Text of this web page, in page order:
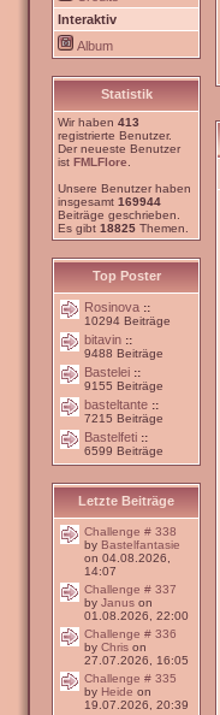
Interaktiv
Album
Statistik
Wir haben 413
registrierte Benutzer.
Der neueste Benutzer
ist FMLFlore
Unsere Benutzer haben
insgesamt 169944
Beiträge geschrieben.
Es gibt 18825 Themen.
Top Poster
Rosinova ::
10294 Beiträge
bitavin ::
9488 Beiträge
Bastelei ::
9155 Beiträge
basteltante ::
7215 Beiträge
Bastelfeti ::
6599 Beiträge
Letzte Beiträge
Challenge # 338
by Bastelfantasie
on 04.08.2026,
14:07
Challenge # 337
by Janus on
01.08.2026, 22:00
Challenge # 336
by Chris on
27.07.2026, 16:05
Challenge # 335
by Heide on
19.07.2026, 20:39